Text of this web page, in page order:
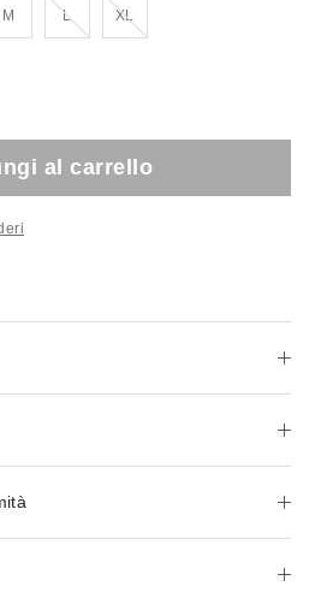
M LEsaurito!
XLEsaurito!
al carrello